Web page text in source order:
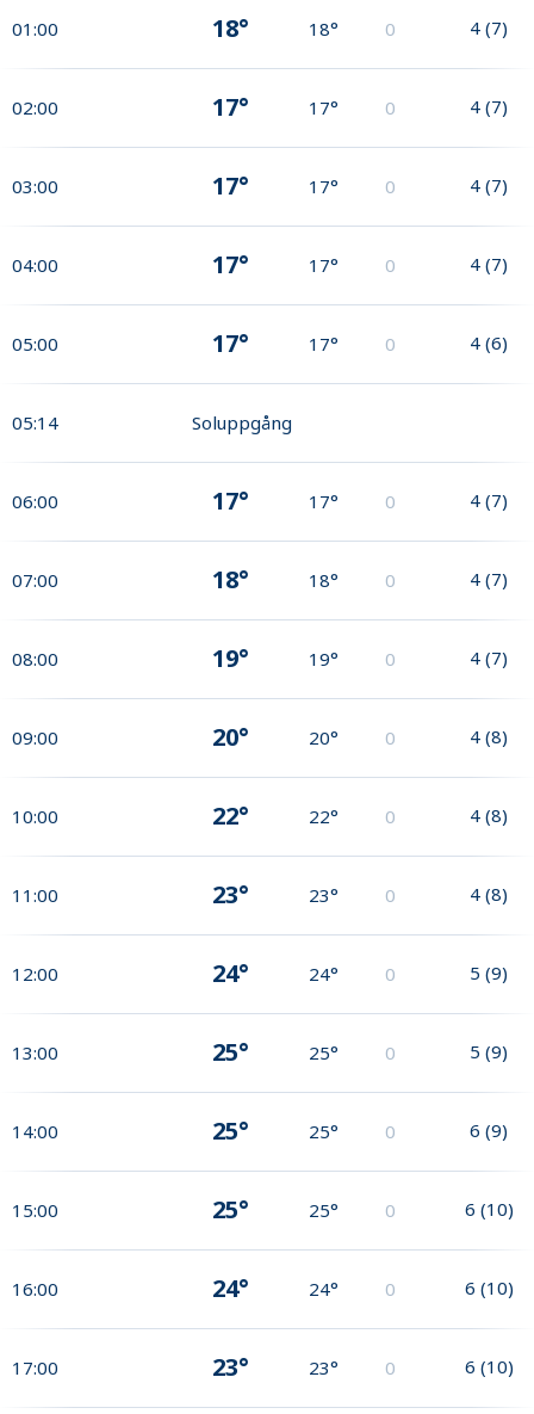
01:00 18° 18° 0 4 (7)
02:00 17° 17° 0 4 (7)
03:00 17° 17° 0 4 (7)
04:00 17° 17° 0 4 (7)
05:00 17° 17° 0 4 (6)
05:14 Soluppgång
06:00 17° 17° 0 4 (7)
07:00 18° 18° 0 4 (7)
08:00 19° 19° 0 4 (7)
09:00 20° 20° 0 4 (8)
10:00 22° 22° 0 4 (8)
11:00 23° 23° 0 4 (8)
12:00 24° 24° 0 5 (9)
13:00 25° 25° 0 5 (9)
14:00 25° 25° 0 6 (9)
15:00 25° 25° 0 6 (10)
16:00 24° 24° 0 6 (10)
17:00 23° 23° 0 6 (10)